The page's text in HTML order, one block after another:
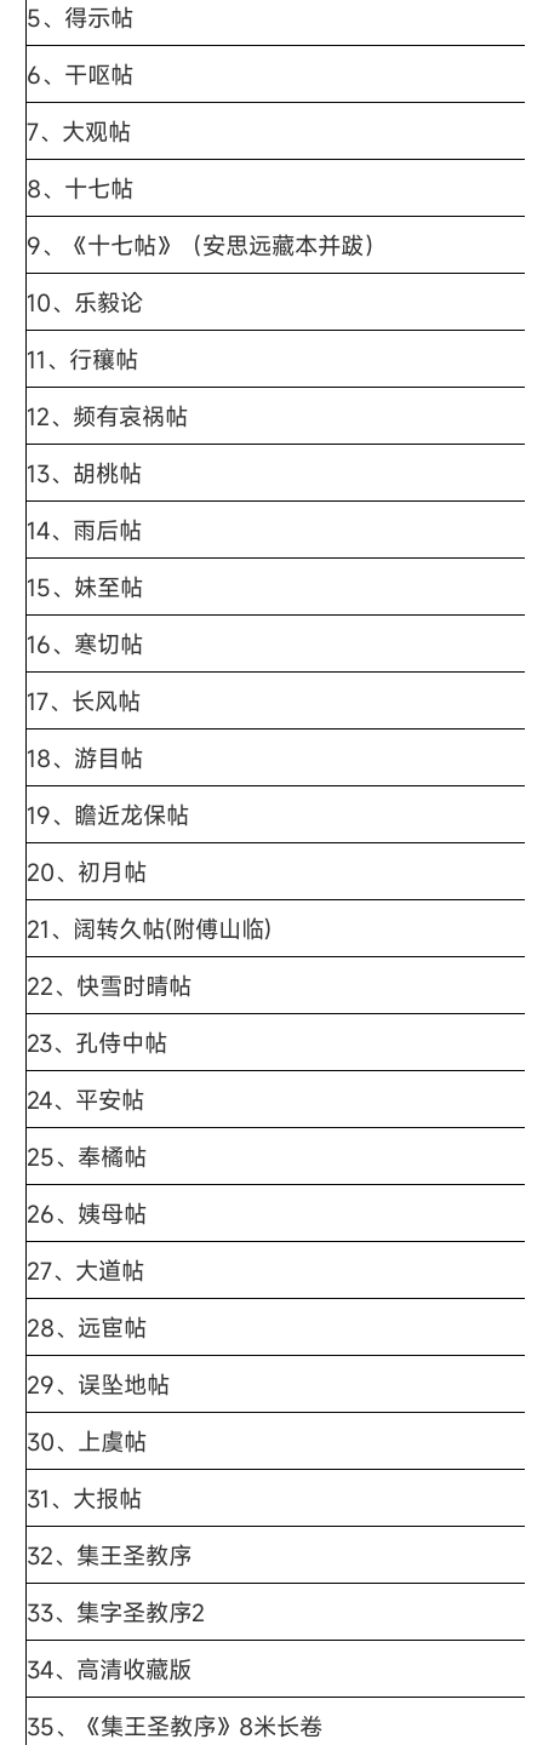
5、 得示帖
6、 干呕帖
7、 大观帖
8、 十七帖
9、
《十七帖》（安思远藏本并跋）
10、 乐毅论
11、 行穰帖
12、 频有哀祸帖
13、 胡桃帖
14、 雨后帖
15、 妹至帖
16、 寒切帖
17、 长风帖
18、 游目帖
19、 瞻近龙保帖
20、 初月帖
21、 阔转久帖(附傅山临)
22、 快雪时晴帖
23、 孔侍中帖
24、 平安帖
25、 奉橘帖
26、 姨母帖
27、 大道帖
28、 远宦帖
29、 误坠地帖
30、 上虞帖
31、 大报帖
32、 集王圣教序
33、 集字圣教序2
34、 高清收藏版
35、
《集王圣教序》8米长卷